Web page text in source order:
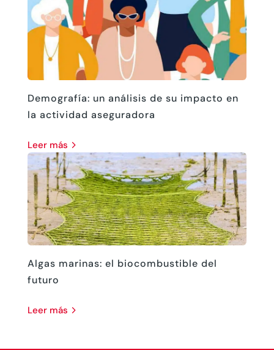
Demografía: un análisis de su impacto en
la actividad aseguradora
leer más
Algas marinas: el biocombustible del
futuro
leer más